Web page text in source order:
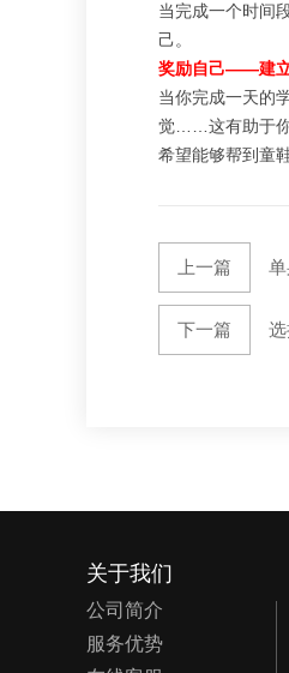
当完成一个时间
己。
奖励自己——建
当你完成一天的
觉……这有助于你
希望能够帮到童鞋
上一篇
下一篇
关于我们
公司简介
服务优势